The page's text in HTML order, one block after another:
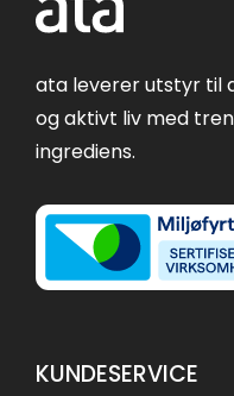
ata leverer utstyr til
og aktivt liv med
ingrediens.
KUNDESERVICE